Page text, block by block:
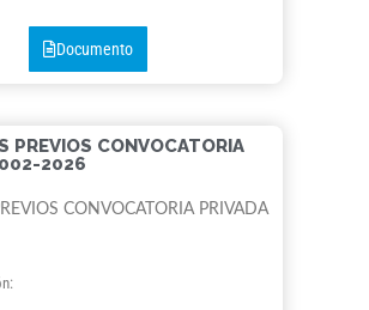
Documento
PREVIOS CONVOCATORIA
002-2026
CONVOCATORIA PRIVADA